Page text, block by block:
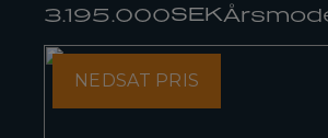
3.195.000SEK
NEDSAT PRIS